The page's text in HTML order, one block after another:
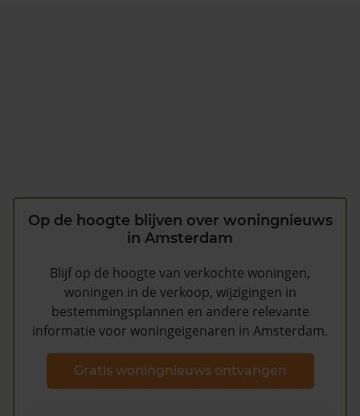
Op de hoogte blijven over woningnieuws
in Amsterdam
Blijf op de hoogte van verkochte woningen,
woningen in de verkoop, wijzigingen in
bestemmingsplannen en andere relevante
informatie voor woningeigenaren in Amsterdam.
Gratis woningnieuws ontvangen